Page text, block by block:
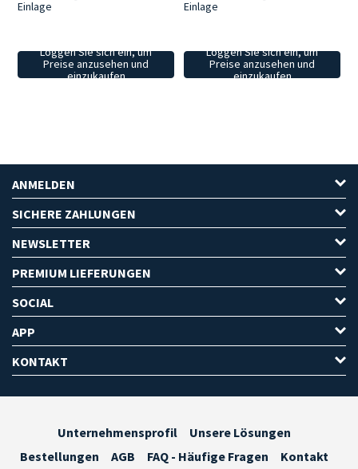
Einlage
Loggen Sie sich ein, um
Preise anzusehen und
einzukaufen
Einlage
Loggen Sie sich ein, um
Preise anzusehen und
einzukaufen
ANMELDEN
SICHERE ZAHLUNGEN
NEWSLETTER
PREMIUM LIEFERUNGEN
SOCIAL
APP
KONTAKT
Unternehmensprofil
Unsere Lösungen
Bestellungen
AGB FAQ - Häufige Fragen Kontakt